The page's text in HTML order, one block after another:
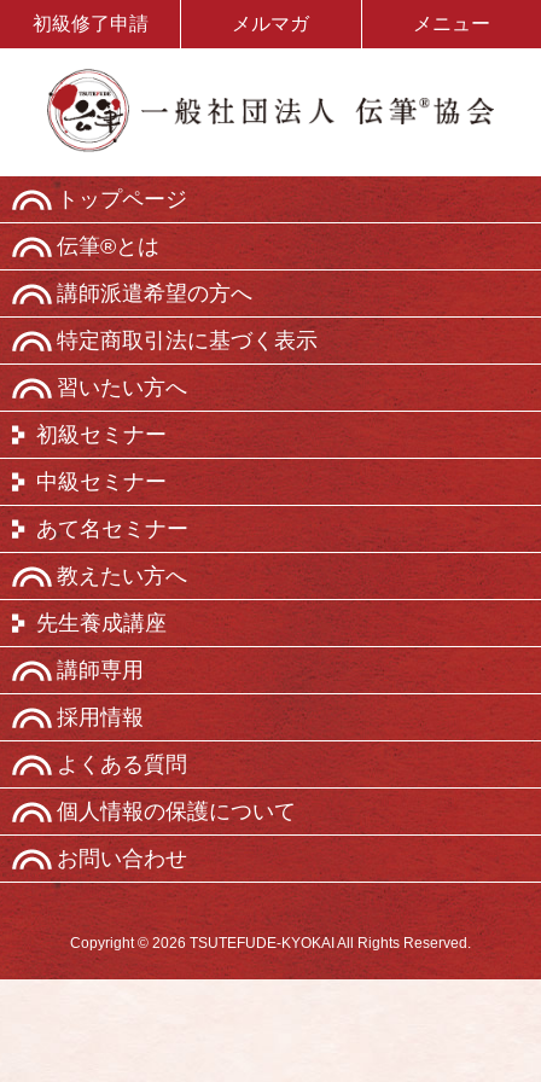
初級修了申請 メルマガ メニュー
トップページ
伝筆®とは
講師派遣希望の方へ
特定商取引法に基づく表示
習いたい方へ
初級セミナー
中級セミナー
あて名セミナー
教えたい方へ
先生養成講座
講師専用
採用情報
よくある質問
個人情報の保護について
お問い合わせ
Copyright © 2026 TSUTEFUDE-KYOKAI All Rights Reserved.